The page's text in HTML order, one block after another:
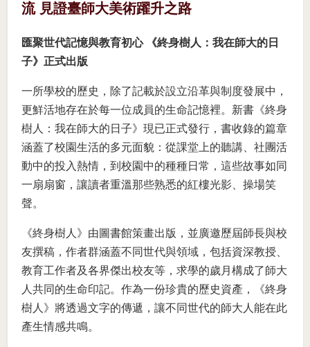
流 見證臺師大美術躍升之路
匯聚世代記憶與教育初心 《終身樹人：我在師大的日
子》正式出版
一所學校的歷史，除了記載於設立沿革與制度發展中，
更鮮活地存在於每一位成員的生命記憶裡。新書《終身
樹人：我在師大的日子》現已正式發行，書收錄的篇章
涵蓋了校園生活的多元面貌：從課堂上的聽講、社團活
動中的投入熱情，到校園中的種種日常，這些故事如同
一扇扇窗，讓讀者重溫那些熟悉的紅樓光影、操場笑
聲。
《終身樹人》由圖書館策畫出版，並廣邀歷屆師長與校
友撰稿，作者群涵蓋不同世代與領域，包括資深教授、
教育工作者及各界傑出校友等，求學的歲月構成了師大
人共同的生命印記。作為一份珍貴的歷史資產，《終身
樹人》將透過文字的傳遞，讓不同世代的師大人能在此
產生情感共鳴。